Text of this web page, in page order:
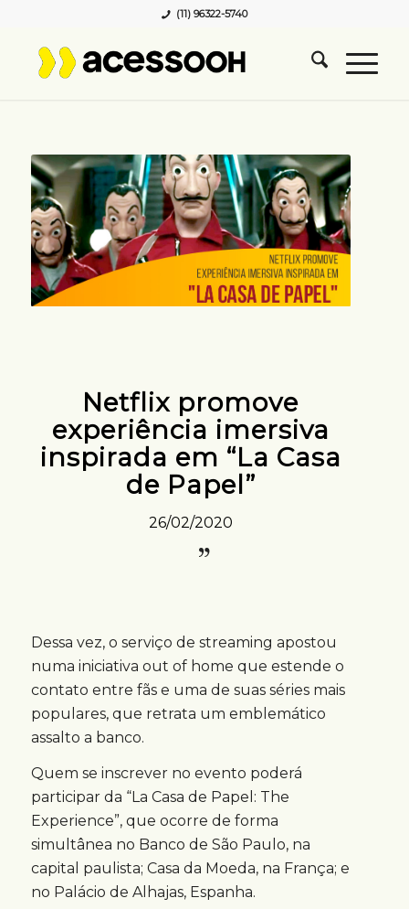
(11) 96322-5740
Netflix promove
experiência imersiva
inspirada em “La Casa
de Papel”
26/02/2020
Dessa vez, o serviço de streaming apostou
numa iniciativa out of home que estende o
contato entre fãs e uma de suas séries mais
populares, que retrata um emblemático
assalto a banco.
Quem se inscrever no evento poderá
participar da “La Casa de Papel: The
Experience”, que ocorre de forma
simultânea no Banco de São Paulo, na
capital paulista; Casa da Moeda, na França; e
no Palácio de Alhajas, Espanha.